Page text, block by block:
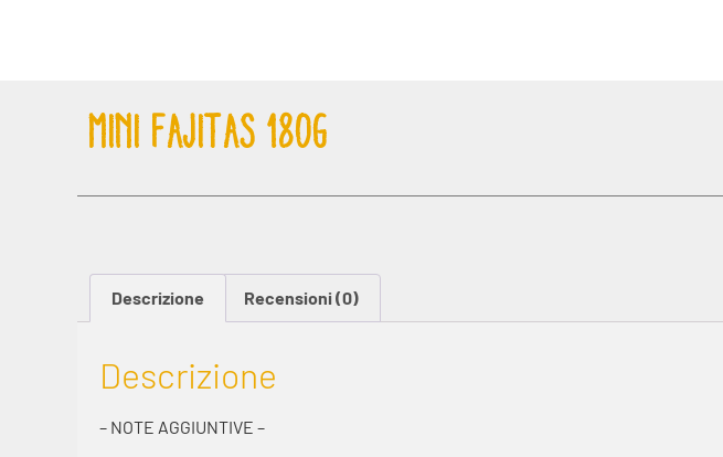
MINI FAJITAS 180G
Descrizione Recensioni (0)
Descrizione
– NOTE AGGIUNTIVE –